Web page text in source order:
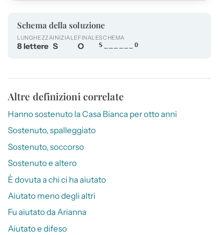
Schema della soluzione
LUNGHEZZA
8 lettere
INIZIALE
S
FINALE
O
SCHEMA
S______O
Altre definizioni correlate
Hanno sostenuto la Casa Bianca per otto anni
Sostenuto, spalleggiato
Sostenuto, soccorso
Sostenuto e altero
È dovuta a chi ci ha aiutato
Aiutato meno degli altri
Fu aiutato da Arianna
Aiutato e difeso